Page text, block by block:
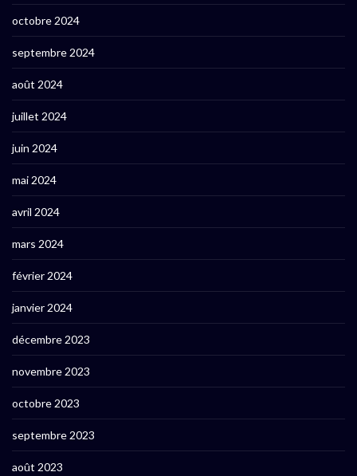
octobre 2024
septembre 2024
août 2024
juillet 2024
juin 2024
mai 2024
avril 2024
mars 2024
février 2024
janvier 2024
décembre 2023
novembre 2023
octobre 2023
septembre 2023
août 2023